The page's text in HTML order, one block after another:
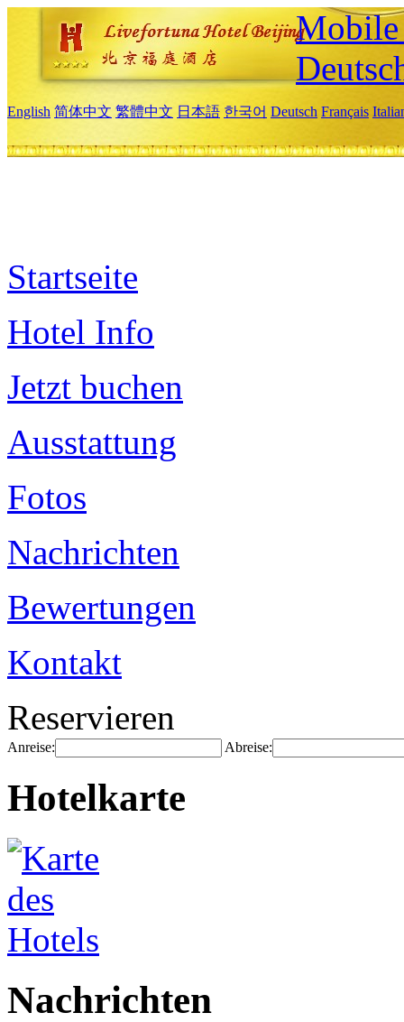
Mobile
English 简体中文 繁體中文 日本語 한국어 Deutsch Français
Startseite
Hotel Info
Jetzt buchen
Ausstattung
Fotos
Nachrichten
Bewertungen
Kontakt
Reservieren
Anreise: Abreise:
Hotelkarte
Nachrichten